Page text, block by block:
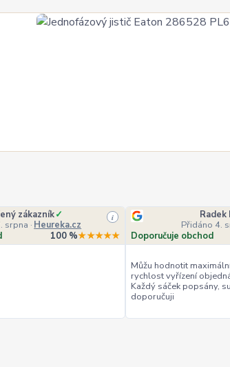
zákazník✓
srpna · Heureka.cz
i
100 %★★★★★
Radek
Přidáno 4.
Doporučuje obchod
Můžu hodnotit
rychlost vyřízení
Každý sáček popsány,
doporučuji